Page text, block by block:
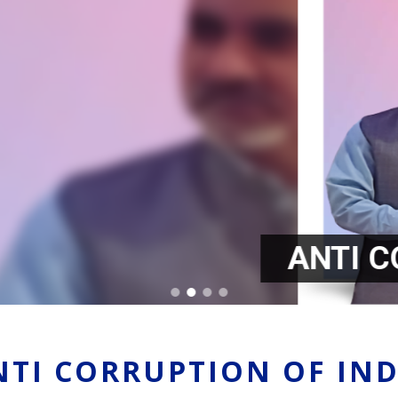
CORRUPTION OF
CORRUPTION OF